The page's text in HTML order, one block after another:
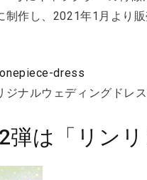
作し、2021年1月より販
dress
ジナルウェディングドレス
は「リン